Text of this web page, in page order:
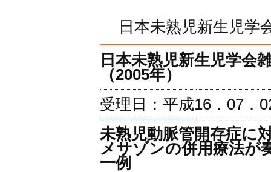
日本未熟児新生児
日本未熟児新生児学
（2005年）
受理日：平成16．07．
未熟児動脈管開存症に
メサゾンの併用療法が
一例